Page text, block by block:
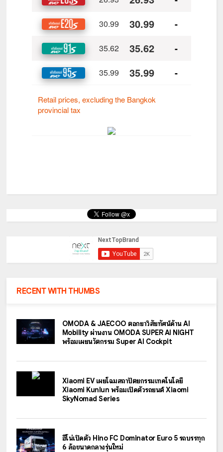
RECENT WITH THUMBS
OMODA & JAECOO ตอกย้ำวิสัยทัศน์ด้าน AI
Mobility ผ่านงาน OMODA SUPER AI NIGHT
พร้อมเผยนวัตกรรม Super AI Cockpit
Xiaomi EV เผยโฉมสถาปัตยกรรมเทคโนโลยี
Xiaomi Kunlun พร้อมเปิดตัวรถยนต์ Xiaomi
SkyNomad Series
ฮีโน่เปิดตัว Hino FC Dominator Euro 5 รถบรรทุก
6 ล้อขนาดกลางรุ่นใหม่